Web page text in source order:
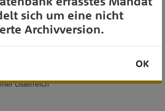
sich um eine nicht
Archivversion.
OK